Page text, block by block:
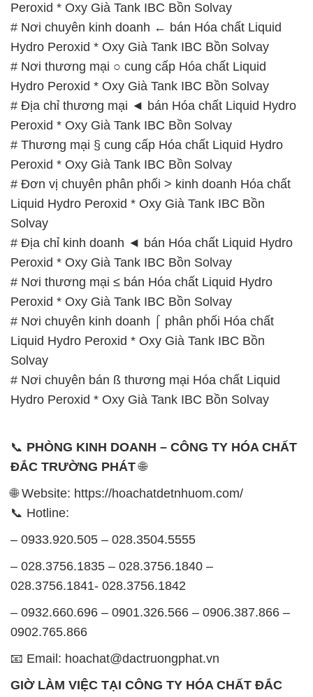
Peroxid * Oxy Già Tank IBC Bồn Solvay
# Nơi chuyên kinh doanh ← bán Hóa chất Liquid
Hydro Peroxid * Oxy Già Tank IBC Bồn Solvay
# Nơi thương mại ○ cung cấp Hóa chất Liquid
Hydro Peroxid * Oxy Già Tank IBC Bồn Solvay
# Địa chỉ thương mại ◄ bán Hóa chất Liquid Hydro
Peroxid * Oxy Già Tank IBC Bồn Solvay
# Thương mại § cung cấp Hóa chất Liquid Hydro
Peroxid * Oxy Già Tank IBC Bồn Solvay
# Đơn vị chuyên phân phối > kinh doanh Hóa chất
Liquid Hydro Peroxid * Oxy Già Tank IBC Bồn
Solvay
# Địa chỉ kinh doanh ◄ bán Hóa chất Liquid Hydro
Peroxid * Oxy Già Tank IBC Bồn Solvay
# Nơi thương mại ≤ bán Hóa chất Liquid Hydro
Peroxid * Oxy Già Tank IBC Bồn Solvay
# Nơi chuyên kinh doanh ⌠ phân phối Hóa chất
Liquid Hydro Peroxid * Oxy Già Tank IBC Bồn
Solvay
# Nơi chuyên bán ß thương mại Hóa chất Liquid
Hydro Peroxid * Oxy Già Tank IBC Bồn Solvay
📞 PHÒNG KINH DOANH – CÔNG TY HÓA CHẤT
ĐẮC TRƯỜNG PHÁT🌐
🌐 Website: https://hoachatdetnhuom.com/
📞 Hotline:
– 0933.920.505 – 028.3504.5555
– 028.3756.1835 – 028.3756.1840 –
028.3756.1841- 028.3756.1842
– 0932.660.696 – 0901.326.566 – 0906.387.866 –
0902.765.866
📧 Email: hoachat@dactruongphat.vn
GIỜ LÀM VIỆC TẠI CÔNG TY HÓA CHẤT ĐẮC